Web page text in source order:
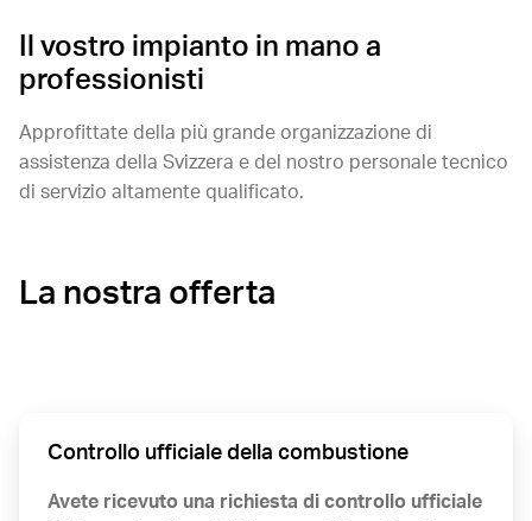
Il vostro impianto in mano a
professionisti
Approfittate della più grande organizzazione di
assistenza della Svizzera e del nostro personale tecnico
di servizio altamente qualificato.
La nostra offerta
Controllo ufficiale della combustione
Avete ricevuto una richiesta di controllo ufficiale